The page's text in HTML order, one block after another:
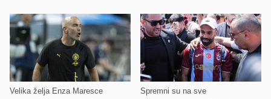
Velika želja Enza Maresce Spremni su na sve